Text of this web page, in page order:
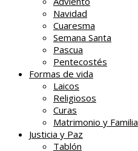
Navidad
Cuaresma
Semana Santa
Pascua
Pentecostés
Formas de vida
Laicos
Religiosos
Curas
Matrimonio y Familia
Justicia y Paz
Tablón